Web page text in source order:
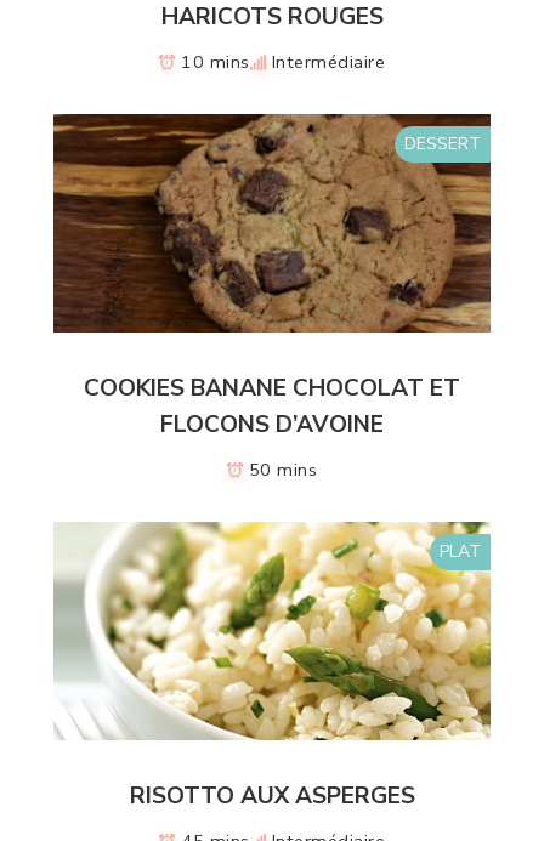
HARICOTS ROUGES
10 mins Intermédiaire
DESSERT
COOKIES BANANE CHOCOLAT ET
FLOCONS D’AVOINE
50 mins
PLAT
RISOTTO AUX ASPERGES